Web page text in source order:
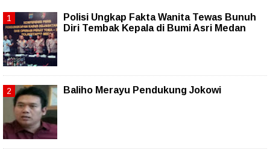
Polisi Ungkap Fakta Wanita Tewas Bunuh
Diri Tembak Kepala di Bumi Asri Medan
Baliho Merayu Pendukung Jokowi